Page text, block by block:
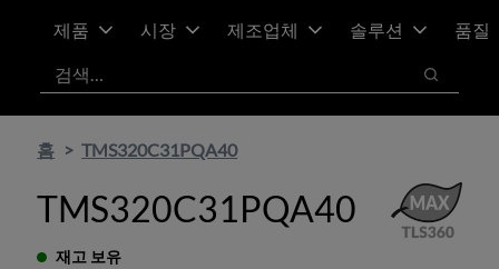
제품 시장 제조업체 솔루션
품질
검색
검색
홈 TMS320C31PQA40
TMS320C31PQA40
재고 보유